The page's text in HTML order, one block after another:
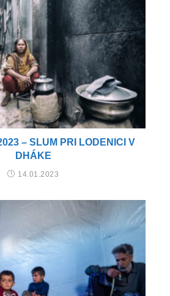
– SLUM PRI LODENICI V
DHÁKE
14.01.2023